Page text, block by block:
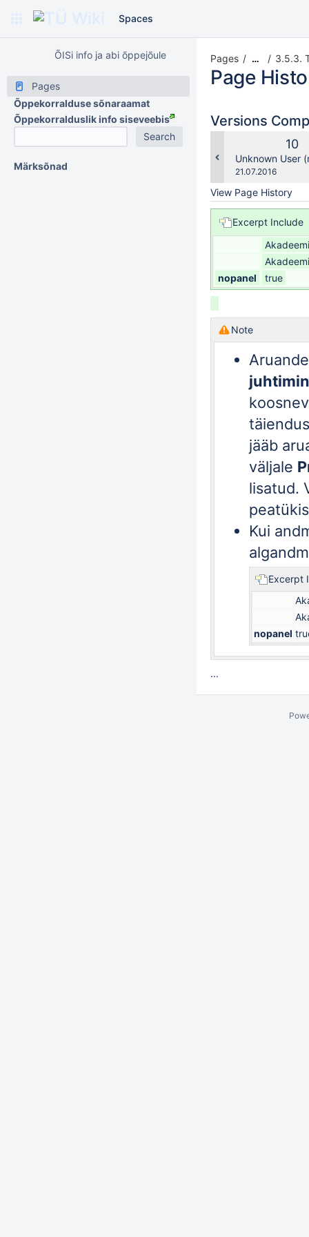
Spaces
ÕISi info ja abi õppejõule
Pages
Õppekorralduse sõnaraamat
Õppekorralduslik info siseveebis
Märksõnad
Pages … 3.5.3.
Page
Versions
Old
10
Unknown User
Saved
21.07.2016
View Page History
Excerpt Include
nopanel
true
Note
jääb
väljale
lisatud.
Kui
Excerpt
nopanel
...